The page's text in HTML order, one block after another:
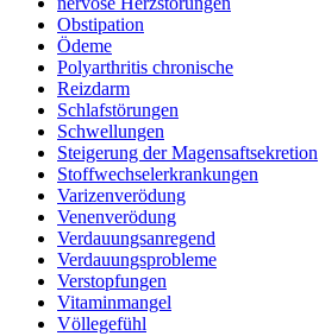
Obstipation
Ödeme
Polyarthritis chronische
Reizdarm
Schlafstörungen
Schwellungen
Steigerung der Magensaftsekretion
Stoffwechselerkrankungen
Varizenverödung
Venenverödung
Verdauungsanregend
Verdauungsprobleme
Verstopfungen
Vitaminmangel
Völlegefühl